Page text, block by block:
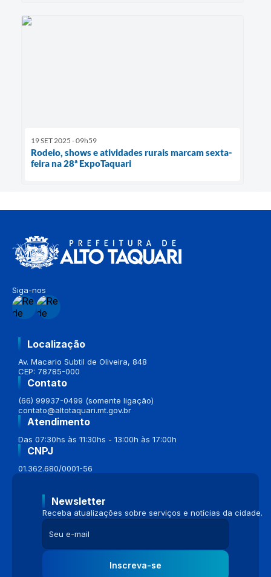
19 SET 2025 - 09h59
Rodeio, shows e atividades rurais marcam sexta-
feira na 28ª ExpoTaquari
Siga-nos
Localização
Av. Macario Subtil de Oliveira, 848
CEP: 78785-000
Contato
(66) 99937-0499 (somente ligação)
contato@altotaquari.mt.gov.br
Atendimento
Das 07:30hs às 11:30hs - 13:00h às 17:00h
CNPJ
01.362.680/0001-56
Newsletter
Receba atualizações sobre serviços e notícias da cidade.
Inscreva-se